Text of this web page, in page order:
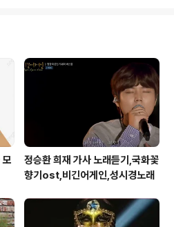
마음만 커져가고
다 그랬잖아 어떻
잖아 왜 또 옷은 춥
랑했던 얼굴이 여전
해서 소중해서 불
정승환 희재 가사 노래듣기,국화꽃
향기ost,비긴어게인,성시경노래